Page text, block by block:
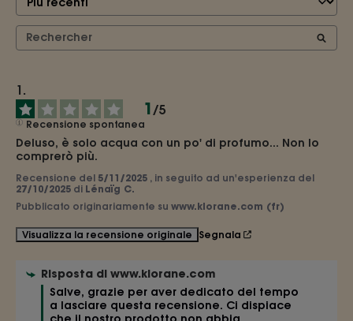
1/5
Recensione spontanea
Deluso, è solo acqua con un po' di profumo... Non lo
comprerò più.
Recensione del 5/11/2025 , in seguito ad un'esperienza del
27/10/2025 di Lénaïg C.
Pubblicato originariamente su www.klorane.com (fr)
Visualizza la recensione originale Segnala
Risposta di www.klorane.com
Salve, grazie per aver dedicato del tempo
a lasciare questa recensione. Ci dispiace